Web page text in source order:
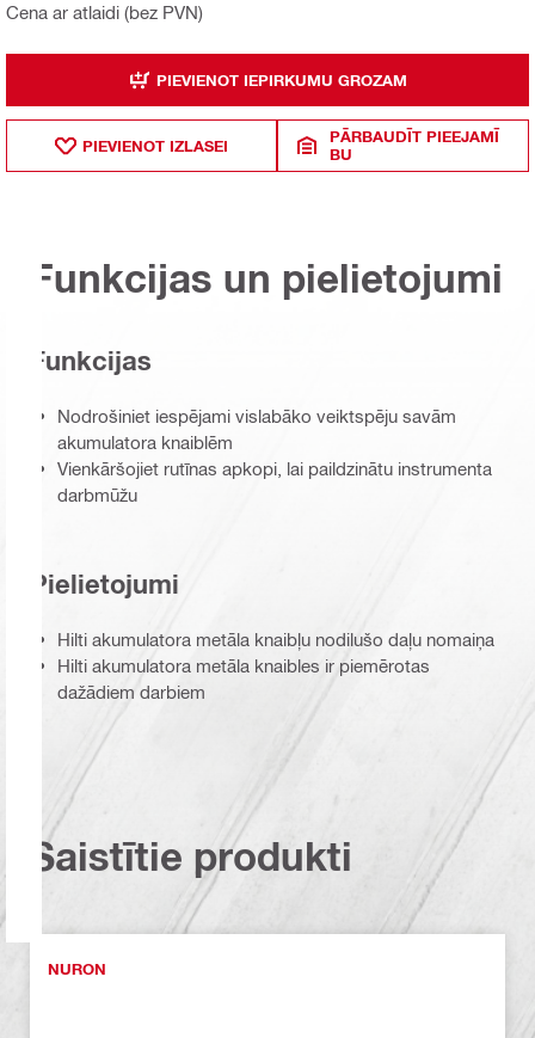
Cena ar atlaidi (bez PVN)
PIEVIENOT IEPIRKUMU GROZAM
PIEVIENOT IZLASEI
PĀRBAUDĪT PIEEJAMĪ
BU
Funkcijas un pielietojumi
Funkcijas
Nodrošiniet iespējami vislabāko veiktspēju savām
akumulatora knaiblēm
Vienkāršojiet rutīnas apkopi, lai paildzinātu instrumenta
darbmūžu
Pielietojumi
Hilti akumulatora metāla knaibļu nodilušo daļu nomaiņa
Hilti akumulatora metāla knaibles ir piemērotas
dažādiem darbiem
Saistītie produkti
NURON